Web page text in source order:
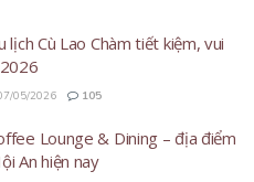
lịch Cù Lao Chàm tiết kiệm, vui
05/2026 105
Lounge & Dining – địa điểm
An hiện nay